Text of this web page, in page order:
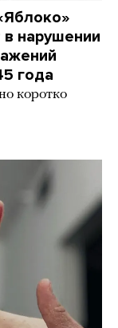
нарушении
года
коротко